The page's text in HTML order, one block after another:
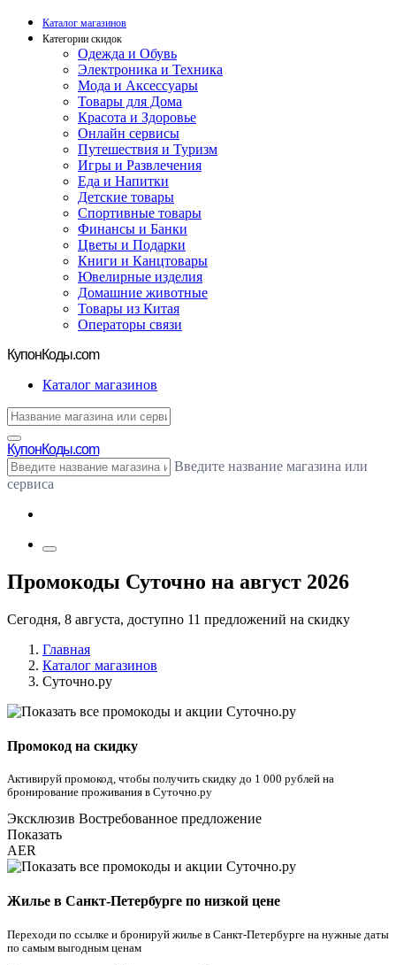
Каталог магазинов
Категории скидок
Одежда и Обувь
Электроника и Техника
Мода и Аксессуары
Товары для Дома
Красота и Здоровье
Онлайн сервисы
Путешествия и Туризм
Игры и Развлечения
Еда и Напитки
Детские товары
Спортивные товары
Финансы и Банки
Цветы и Подарки
Книги и Канцтовары
Ювелирные изделия
Домашние животные
Товары из Китая
Операторы связи
КупонКоды.com
Каталог магазинов
КупонКоды.com
Введите название магазина или
сервиса
Промокоды Суточно на август 2026
Сегодня, 8 августа, доступно 11 предложений на скидку
Главная
Каталог магазинов
Суточно.ру
Промокод на скидку
Активируй промокод, чтобы получить скидку до 1 000 рублей на
бронирование проживания в Суточно.ру
Эксклюзив Востребованное предложение
Показать
AER
Жилье в Санкт-Петербурге по низкой цене
Переходи по ссылке и бронируй жилье в Санкт-Петербурге на нужные даты
по самым выгодным ценам